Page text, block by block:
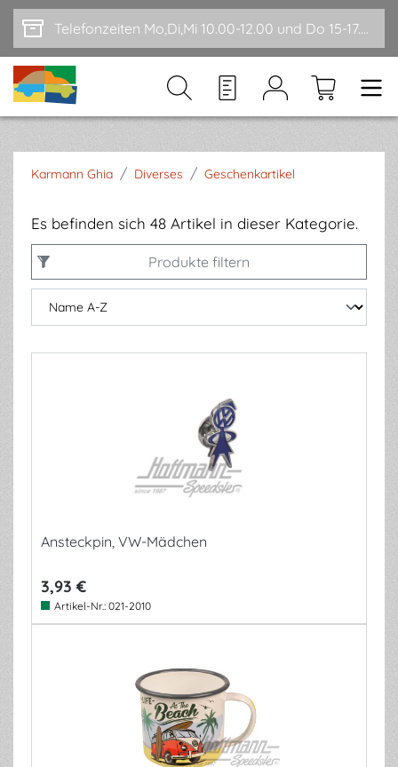
Zum Hauptinhalt springen Telefonzeiten Mo,Di,Mi 10.00-12.00 und Do 15-17.00
Karmann Ghia / Diverses / Geschenkartikel
Es befinden sich 48 Artikel in dieser Kategorie.
Produkte filtern
Ansteckpin, VW-Mädchen
3,93 €
Artikel-Nr.: 021-2010